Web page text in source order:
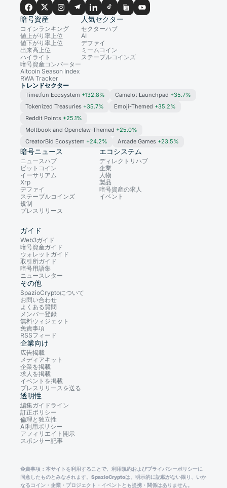
暗号資産
コインランキング
値上がり率上位
値下がり率上位
出来高上位
ハイライト
暗号資産コンバーター
Altcoin Season Index
RWA Tracker
人気セクター
セクターハブ
AI
デファイ
ミームコイン
ステーブルコインズ
トレンドセクター
Time.fun Ecosystem +132.8% Camelot Launchpad +35.7%
Tokenized Treasuries +35.7% Emoji-Themed +35.2%
Reddit Points +25.1%
Moltbook and Openclaw-Themed +25.0%
CreatorBid Ecosystem +24.2% Arcade Games +23.5%
暗号ニュース
ニュースハブ
ビットコイン
イーサリアム
Xrp
デファイ
ステーブルコインズ
規制
プレスリリース
エコシステム
ディレクトリハブ
企業
人物
製品
暗号資産の求人
イベント
ガイド
Web3ガイド
暗号資産ガイド
ウォレットガイド
取引所ガイド
暗号用語集
ニュースレター
その他
SpazioCryptoについて
お問い合わせ
よくある質問
メンバー登録
無料ウィジェット
免責事項
RSSフィード
企業向け
広告掲載
メディアキット
企業を掲載
求人を掲載
イベントを掲載
プレスリリースを送る
透明性
編集ガイドライン
訂正ポリシー
倫理と独立性
AI利用ポリシー
アフィリエイト開示
スポンサー記事
免責事項：本サイトを利用することで、利用規約およびプライバシーポリシーに
同意したものとみなされます。SpazioCryptoは、明示的に記載がない限り、いか
なるコイン・企業・プロジェクト・イベントとも提携・関係はありません。